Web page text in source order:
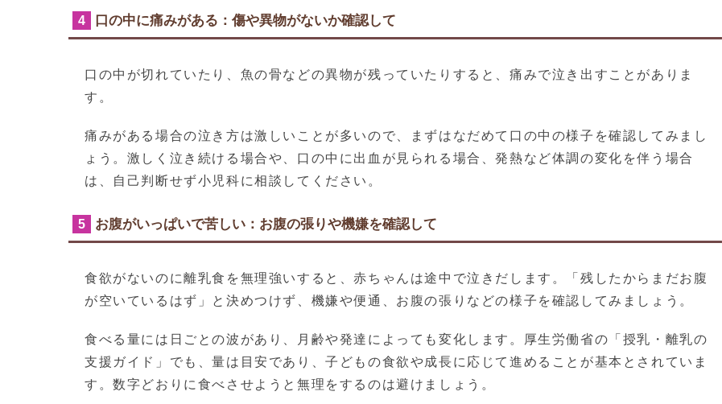
4 口の中に痛みがある：傷や異物がないか確認して
口の中が切れていたり、魚の骨などの異物が残っていたりすると、痛みで泣き出すことがありま
す。
痛みがある場合の泣き方は激しいことが多いので、まずはなだめて口の中の様子を確認してみまし
ょう。激しく泣き続ける場合や、口の中に出血が見られる場合、発熱など体調の変化を伴う場合
は、自己判断せず小児科に相談してください。
5 お腹がいっぱいで苦しい：お腹の張りや機嫌を確認して
食欲がないのに離乳食を無理強いすると、赤ちゃんは途中で泣きだします。「残したからまだお腹
が空いているはず」と決めつけず、機嫌や便通、お腹の張りなどの様子を確認してみましょう。
食べる量には日ごとの波があり、月齢や発達によっても変化します。厚生労働省の「授乳・離乳の
支援ガイド」でも、量は目安であり、子どもの食欲や成長に応じて進めることが基本とされていま
す。数字どおりに食べさせようと無理をするのは避けましょう。